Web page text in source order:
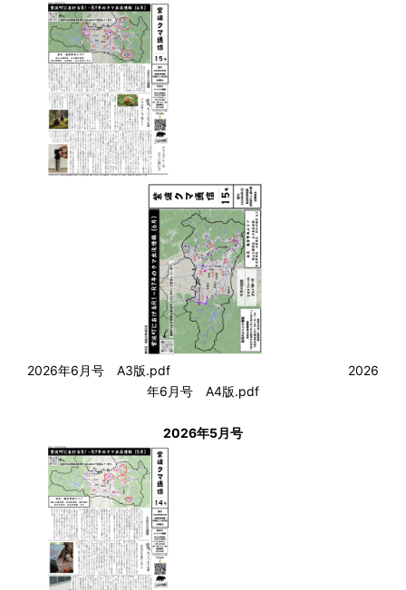
2026年6月号 A3版.pdf
2026
年6月号 A4版.pdf
2026年5月号